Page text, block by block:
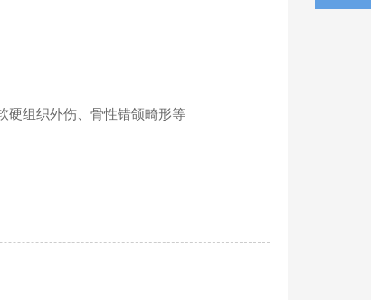
硬组织外伤、骨性错颌畸形等